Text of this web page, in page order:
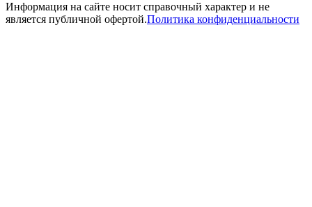
Информация на сайте носит справочный характер и не
является публичной офертой.Политика конфиденциальности